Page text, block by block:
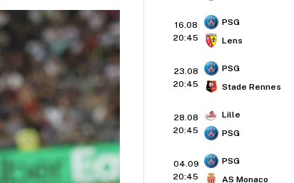
16.08
20:45
PSG
Lens
23.08
20:45
PSG
Stade Rennes
28.08
20:45
Lille
PSG
04.09
20:45
PSG
AS Monaco